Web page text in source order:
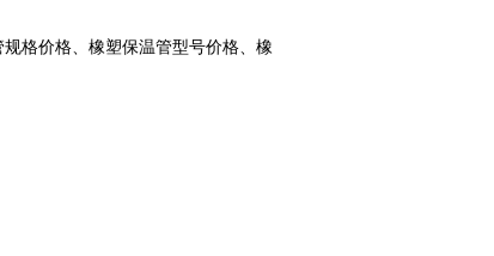
格价格、橡塑保温管型号价格、橡